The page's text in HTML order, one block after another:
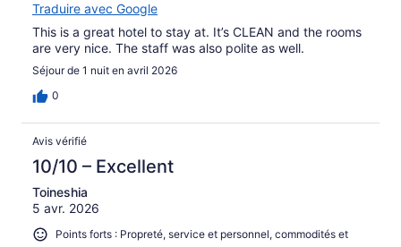
Traduire avec Google
This is a great hotel to stay at. It’s CLEAN and the rooms
are very nice. The staff was also polite as well.
Séjour de 1 nuit en avril 2026
0
Avis vérifié
10/10 – Excellent
Toineshia
5 avr. 2026
Points forts : Propreté, service et personnel, commodités et